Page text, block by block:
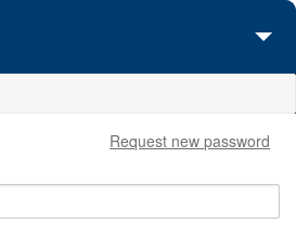
Request new password